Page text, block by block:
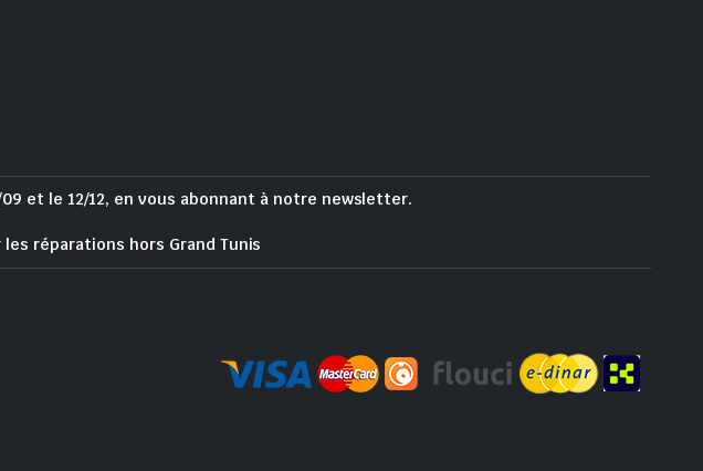
et le 12/12, en vous abonnant à notre newsletter.
réparations hors Grand Tunis